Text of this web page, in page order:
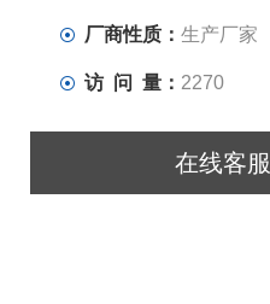
厂商性质： 生产厂家
访 问 量： 2270
在线客服